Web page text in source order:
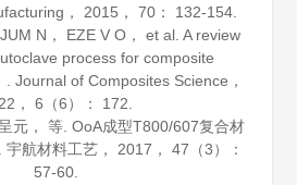
， 2015 ， 70： 132-154.
N， EZE V O， et al. A review
process for composite
Journal of Composites Science ，
， 6 （6）： 172.
元， 等. OoA成型T800/607复合材
.宇航材料工艺 ， 2017 ，47 （3）：
57-60.